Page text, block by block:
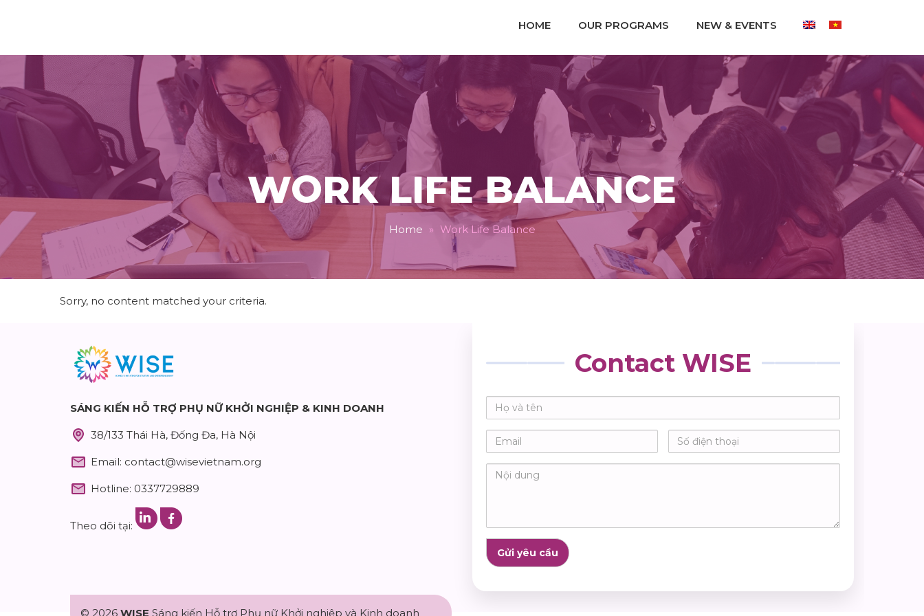
HOME OUR PROGRAMS NEW & EVENTS
WORK LIFE BALANCE
Home » Work Life Balance
Sorry, no content matched your criteria.
Contact WISE
SÁNG KIẾN HỖ TRỢ PHỤ NỮ KHỞI NGHIỆP & KINH DOANH
38/133 Thái Hà, Đống Đa, Hà Nội
Email: contact@wisevietnam.org
Hotline: 0337729889
Theo dõi tại:
© 2026 WISE Sáng kiến Hỗ trợ Phụ nữ Khởi nghiệp và Kinh doanh